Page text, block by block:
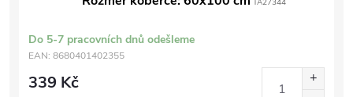
TA27344
Do 5-7 pracovních dnů odešleme
EAN: 8680401402355
339 Kč